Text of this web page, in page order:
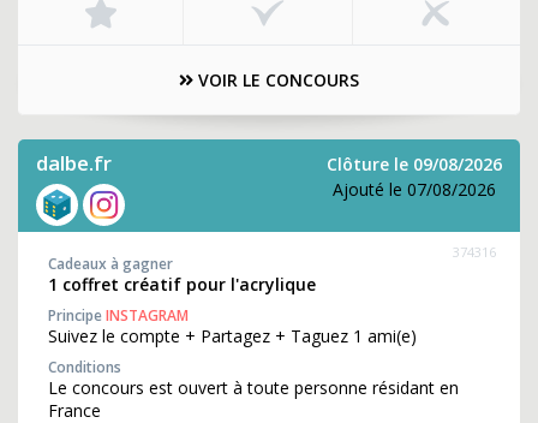
VOIR LE CONCOURS
dalbe.fr
Clôture le 09/08/2026
Ajouté le 07/08/2026
374316
Cadeaux à gagner
1 coffret créatif pour l'acrylique
PrincipeINSTAGRAM
Suivez le compte + Partagez + Taguez 1 ami(e)
Conditions
Le concours est ouvert à toute personne résidant en
France